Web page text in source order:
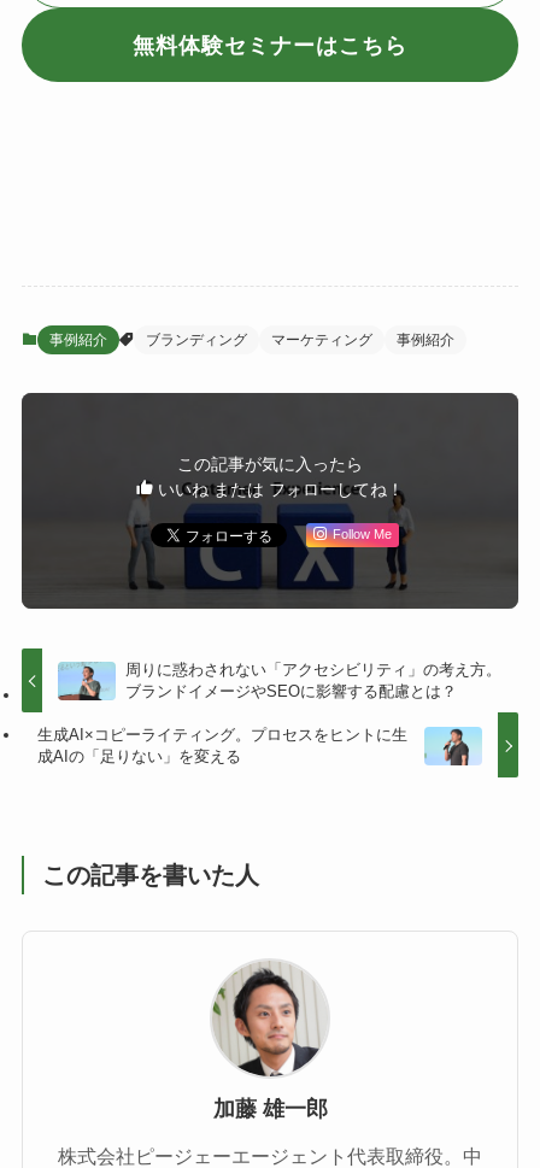
無料体験セミナーはこちら
事例紹介 ブランディング マーケティング 事例紹介
この記事が気に入ったら
いいね または フォローしてね！
Follow Me
周りに惑わされない「アクセシビリティ」の考え方。
ブランドイメージやSEOに影響する配慮とは？
生成AI×コピーライティング。プロセスをヒントに生
成AIの「足りない」を変える
この記事を書いた人
加藤 雄一郎
株式会社ピージェーエージェント代表取締役。中